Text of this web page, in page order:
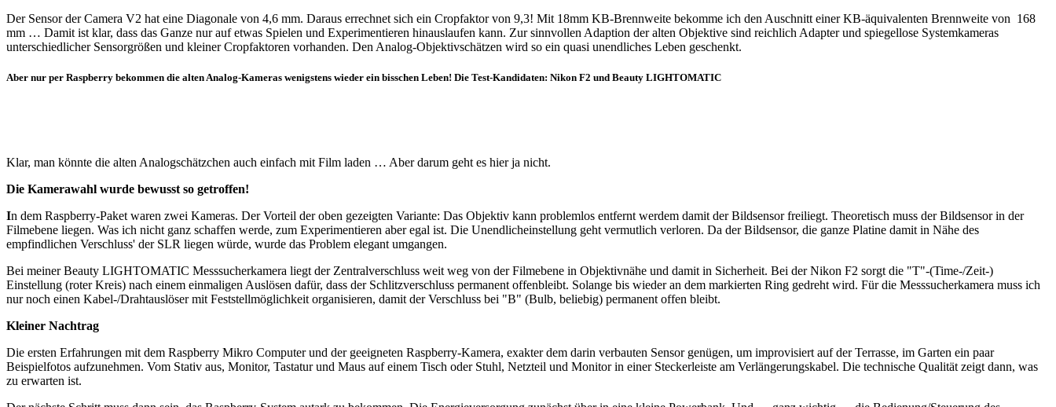
Der Sensor der Camera V2 hat eine Diagonale von 4,6 mm. Daraus errechnet sich ein Cropfaktor von 9,3! Mit 18mm KB-Brennweite bekomme ich den Auschnitt einer KB-äquivalenten Brennweite von 168
mm … Damit ist klar, dass das Ganze nur auf etwas Spielen und Experimentieren hinauslaufen kann. Zur sinnvollen Adaption der alten Objektive sind reichlich Adapter und spiegellose Systemkameras
unterschiedlicher Sensorgrößen und kleiner Cropfaktoren vorhanden. Den Analog-Objektivschätzen wird so ein quasi unendliches Leben geschenkt.
Aber nur per Raspberry bekommen die alten Analog-Kameras wenigstens wieder ein bisschen Leben! Die Test-Kandidaten: Nikon F2 und Beauty LIGHTOMATIC
Klar, man könnte die alten Analogschätzchen auch einfach mit Film laden … Aber darum geht es hier ja nicht.
Die Kamerawahl wurde bewusst so getroffen!
In dem Raspberry-Paket waren zwei Kameras. Der Vorteil der oben gezeigten Variante: Das Objektiv kann problemlos entfernt werdem damit der Bildsensor freiliegt. Theoretisch muss der Bildsensor in der
Filmebene liegen. Was ich nicht ganz schaffen werde, zum Experimentieren aber egal ist. Die Unendlicheinstellung geht vermutlich verloren. Da der Bildsensor, die ganze Platine damit in Nähe des
empfindlichen Verschluss' der SLR liegen würde, wurde das Problem elegant umgangen.
Bei meiner Beauty LIGHTOMATIC Messsucherkamera liegt der Zentralverschluss weit weg von der Filmebene in Objektivnähe und damit in Sicherheit. Bei der Nikon F2 sorgt die "T"-(Time-/Zeit-)
Einstellung (roter Kreis) nach einem einmaligen Auslösen dafür, dass der Schlitzverschluss permanent offenbleibt. Solange bis wieder an dem markierten Ring gedreht wird. Für die Messsucherkamera muss ich
nur noch einen Kabel-/Drahtauslöser mit Feststellmöglichkeit organisieren, damit der Verschluss bei "B" (Bulb, beliebig) permanent offen bleibt.
Kleiner Nachtrag
Die ersten Erfahrungen mit dem Raspberry Mikro Computer und der geeigneten Raspberry-Kamera, exakter dem darin verbauten Sensor genügen, um improvisiert auf der Terrasse, im Garten ein paar
Beispielfotos aufzunehmen. Vom Stativ aus, Monitor, Tastatur und Maus auf einem Tisch oder Stuhl, Netzteil und Monitor in einer Steckerleiste am Verlängerungskabel. Die technische Qualität zeigt dann, was
zu erwarten ist.